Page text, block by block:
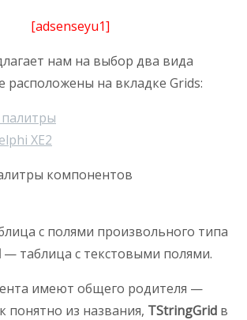
[adsenseyu1]
нам на выбор два вида
расположены на вкладке Grids:
компонентов
с полями произвольного типа
— таблица с текстовыми полями.
имеют общего родителя —
понятно из названия, TStringGrid в